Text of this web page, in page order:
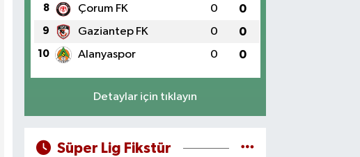
8 Çorum FK 0 0
9 Gaziantep FK 0 0
10 Alanyaspor 0 0
Detaylar için tıklayın
Süper Lig Fikstür